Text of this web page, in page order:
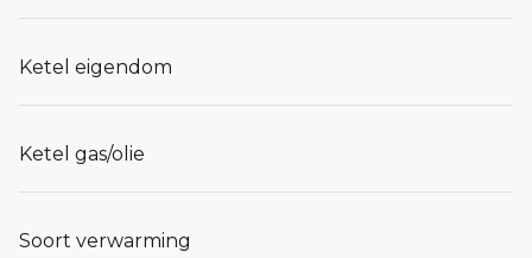
Ketel eigendom
Ketel gas/olie
Soort verwarming